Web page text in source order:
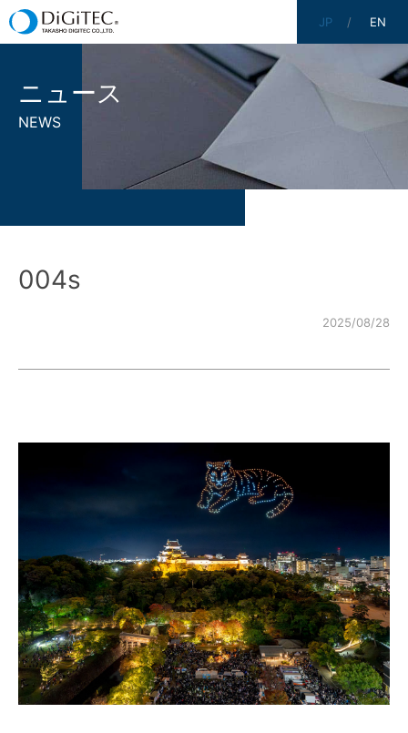
JP EN
ニュース
NEWS
004s
2025/08/28